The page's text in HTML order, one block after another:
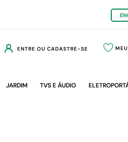
ENTRE OU CADASTRE-SE
JARDIM TVS E ÁUDIO